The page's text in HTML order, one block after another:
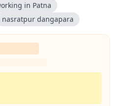
in Patna
nasratpur dangapara